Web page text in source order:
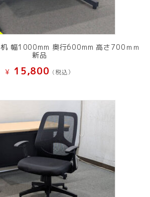
幅1000mm 奥行600mm 高さ700ｍｍ
新品
¥ 15,800 (税込）